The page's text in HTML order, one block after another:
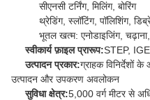
सीएनसी टर्निंग, मिलिंग, बोरिंग
थ्रेडिंग, स्लॉटिंग, पॉलिशिंग,
भूतल खत्म: एनोडाइजिंग, चढ़ाना,
स्वीकार्य फ़ाइल प्रारूप:STEP,
उत्पादन प्रकार:ग्राहक विनिर्देशों
उत्पादन और उपकरण अवलोकन
सुविधा क्षेत्र:5,000 वर्ग मीटर से